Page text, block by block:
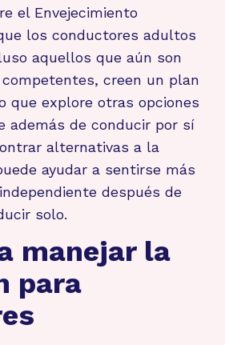
el Envejecimiento
los conductores adultos
aquellos que aún son
creen un plan
que explore otras opciones
además de conducir por sí
alternativas a la
ayudar a sentirse más
después de
solo.
manejar la
para